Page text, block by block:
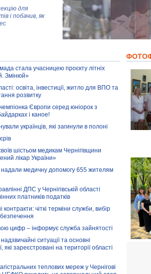
для
і побачив, як
та тварин
підтримала
бізнес-
розвиток
області
Forbes
Патрона: хто і
І куди
стала учасницею проєкту літніх
Змінюй»
освіта, інвестиції, житло для ВПО та
розвитку
Європи серед юніорок з
і каное!
українців, які загинули в полоні
шістьом медикам Чернігівщини
лікар України»
надали медичну допомогу 655 жителям
ДПС у Чернігівській області
платників податків
контракти: чіткі терміни служби, вибір
цифр – інформує служба зайнятості
ситуації та основні
які зареєстровані на території області
теплових мереж у Чернігові